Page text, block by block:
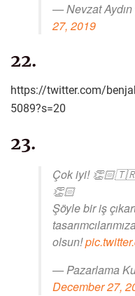
— Nevzat
27, 2019
22.
https://twitter.com/
5089?s=20
23.
Çok iyi!
👏🏻
Şöyle bir iş
olsun!
— Pazarlama
December 27,